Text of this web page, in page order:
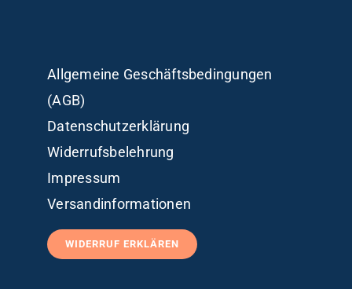
Allgemeine Geschäftsbedingungen
(AGB)
Datenschutzerklärung
Widerrufsbelehrung
Impressum
Versandinformationen
WIDERRUF ERKLÄREN